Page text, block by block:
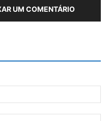
UM COMENTÁRIO